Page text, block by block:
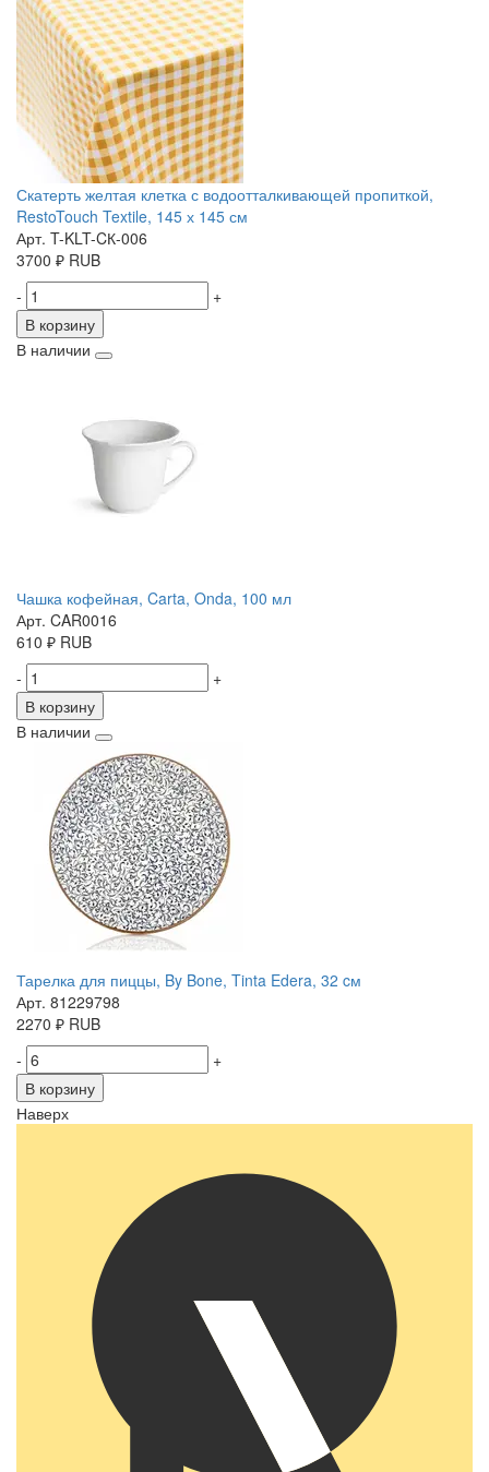
Скатерть желтая клетка с водоотталкивающей пропиткой,
RestoTouch Textile, 145 х 145 см
Арт. T-KLT-CК-006
3700 ₽ RUB
-
+
В корзину
В наличии
Чашка кофейная, Carta, Onda, 100 мл
Арт. CAR0016
610 ₽ RUB
-
+
В корзину
В наличии
Тарелка для пиццы, By Bone, Tinta Edera, 32 cм
Арт. 81229798
2270 ₽ RUB
-
+
В корзину
Наверх